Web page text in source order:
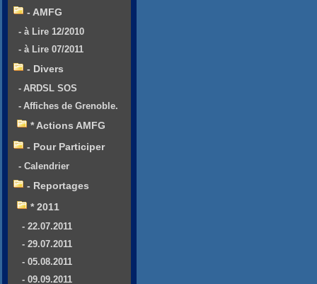
- AMFG
- à Lire 12/2010
- à Lire 07/2011
- Divers
- ARDSL SOS
- Affiches de Grenoble.
* Actions AMFG
- Pour Participer
- Calendrier
- Reportages
* 2011
- 22.07.2011
- 29.07.2011
- 05.08.2011
- 09.09.2011